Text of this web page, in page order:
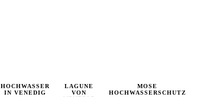
VENEDIG
VENEDIG
AKTUELL
ALLGEMEIN
VENEDIG
INFO
HOCHWASSER
IN VENEDIG
LAGUNE
VON
MOSE
HOCHWASSERSCHUTZ